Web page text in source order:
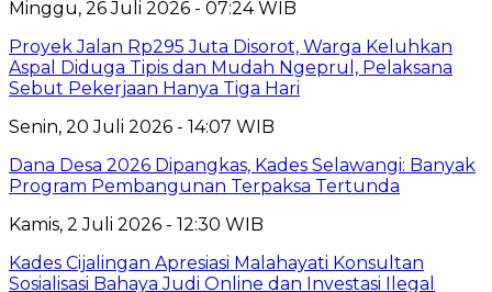
Minggu, 26 Juli 2026 - 07:24 WIB
Proyek Jalan Rp295 Juta Disorot, Warga Keluhkan
Aspal Diduga Tipis dan Mudah Ngeprul, Pelaksana
Sebut Pekerjaan Hanya Tiga Hari
Senin, 20 Juli 2026 - 14:07 WIB
Dana Desa 2026 Dipangkas, Kades Selawangi: Banyak
Program Pembangunan Terpaksa Tertunda
Kamis, 2 Juli 2026 - 12:30 WIB
Kades Cijalingan Apresiasi Malahayati Konsultan
Sosialisasi Bahaya Judi Online dan Investasi Ilegal